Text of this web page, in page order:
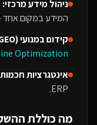
ניהול מידע מרכזי:
המידע במקום אחד
קידום במנועי AI (GEO):
Optimization
אינטגרציות
ERP.
מה כוללת